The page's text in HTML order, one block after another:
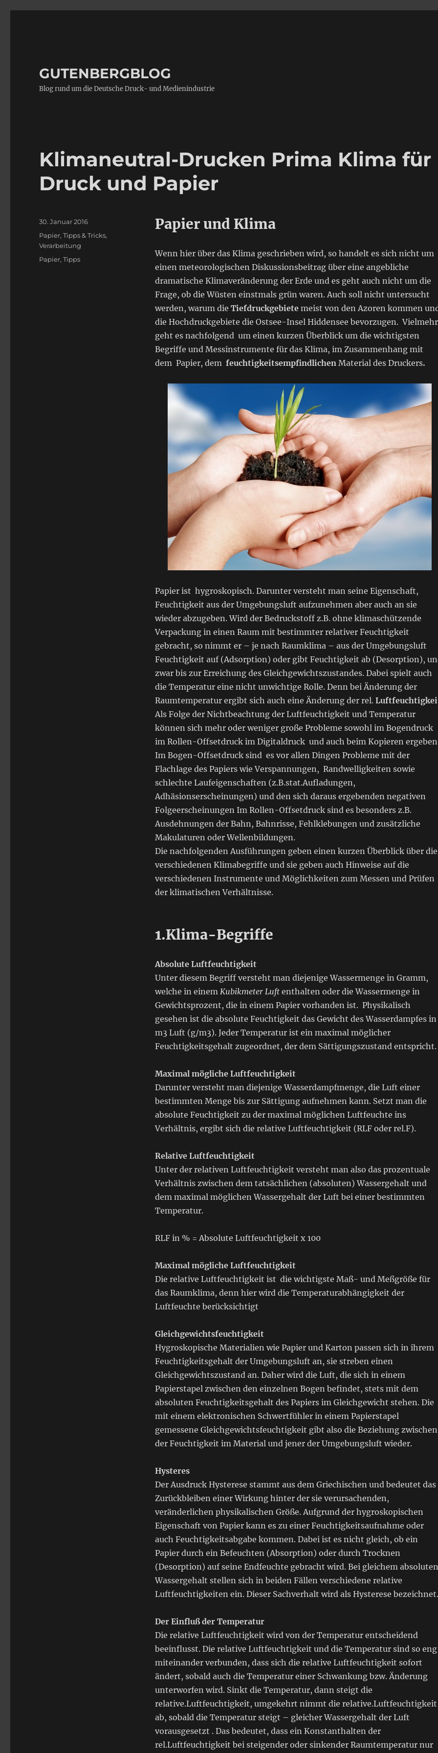
GUTENBERGBLOG
Blog rund um die Deutsche Druck- und Medienindustrie
Klimaneutral-Drucken Prima Klima für
Druck und Papier
Papier und Klima
Wenn hier über das Klima geschrieben wird, so handelt es sich nicht um
einen meteorologischen Diskussionsbeitrag über eine angebliche
dramatische Klimaveränderung der Erde und es geht auch nicht um die
Frage, ob die Wüsten einstmals grün waren. Auch soll nicht untersucht
werden, warum die Tiefdruckgebietemeist von den Azoren kommen
die Hochdruckgebiete die Ostsee-Insel Hiddensee bevorzugen. Vielmehr
geht es nachfolgend um einen kurzen Überblick um die wichtigsten
Begriffe und Messinstrumente für das Klima, im Zusammenhang mit
dem Papier, dem feuchtigkeitsempfindlichenMaterial des Druckers.
Papier ist hygroskopisch. Darunter versteht man seine Eigenschaft,
Feuchtigkeit aus der Umgebungsluft aufzunehmen aber auch an sie
wieder abzugeben. Wird der Bedruckstoff z.B. ohne klimaschützende
Verpackung in einen Raum mit bestimmter relativer Feuchtigkeit
gebracht, so nimmt er – je nach Raumklima – aus der Umgebungsluft
Feuchtigkeit auf (Adsorption) oder gibt Feuchtigkeit ab (Desorption),
zwar bis zur Erreichung des Gleichgewichtszustandes. Dabei spielt auch
die Temperatur eine nicht unwichtige Rolle. Denn bei Änderung der
Raumtemperatur ergibt sich auch eine Änderung der rel.
Als Folge der Nichtbeachtung der Luftfeuchtigkeit und Temperatur
können sich mehr oder weniger große Probleme sowohl im Bogendruck
im Rollen-Offsetdruck im Digitaldruck und auch beim Kopieren
Im Bogen-Offsetdruck sind es vor allen Dingen Probleme mit der
Flachlage des Papiers wie Verspannungen, Randwelligkeiten sowie
schlechte Laufeigenschaften (z.B.stat.Aufladungen,
Adhäsionserscheinungen) und den sich daraus ergebenden negativen
Folgeerscheinungen Im Rollen-Offsetdruck sind es besonders z.B.
Ausdehnungen der Bahn, Bahnrisse, Fehlklebungen und zusätzliche
Makulaturen oder Wellenbildungen.
Die nachfolgenden Ausführungen geben einen kurzen Überblick über die
verschiedenen Klimabegriffe und sie geben auch Hinweise auf die
verschiedenen Instrumente und Möglichkeiten zum Messen und Prüfen
der klimatischen Verhältnisse.
1.Klima-Begriffe
Absolute Luftfeuchtigkeit
Unter diesem Begriff versteht man diejenige Wassermenge in Gramm,
welche in einem Kubikmeter Luftenthalten oder die Wassermenge in
Gewichtsprozent, die in einem Papier vorhanden ist. Physikalisch
gesehen ist die absolute Feuchtigkeit das Gewicht des Wasserdampfes in
m3 Luft (g/m3). Jeder Temperatur ist ein maximal möglicher
Feuchtigkeitsgehalt zugeordnet, der dem Sättigungszustand entspricht.
Maximal mögliche Luftfeuchtigkeit
Darunter versteht man diejenige Wasserdampfmenge, die Luft einer
bestimmten Menge bis zur Sättigung aufnehmen kann. Setzt man die
absolute Feuchtigkeit zu der maximal möglichen Luftfeuchte ins
Verhältnis, ergibt sich die relative Luftfeuchtigkeit (RLF oder rel.F).
Relative Luftfeuchtigkeit
Unter der relativen Luftfeuchtigkeit versteht man also das prozentuale
Verhältnis zwischen dem tatsächlichen (absoluten) Wassergehalt und
dem maximal möglichen Wassergehalt der Luft bei einer bestimmten
Temperatur.
RLF in % = Absolute Luftfeuchtigkeit x 100
Maximal mögliche Luftfeuchtigkeit
Die relative Luftfeuchtigkeit ist die wichtigste Maß- und Meßgröße für
das Raumklima, denn hier wird die Temperaturabhängigkeit der
Luftfeuchte berücksichtigt
Gleichgewichtsfeuchtigkeit
Hygroskopische Materialien wie Papier und Karton passen sich in ihrem
Feuchtigkeitsgehalt der Umgebungsluft an, sie streben einen
Gleichgewichtszustand an. Daher wird die Luft, die sich in einem
Papierstapel zwischen den einzelnen Bogen befindet, stets mit dem
absoluten Feuchtigkeitsgehalt des Papiers im Gleichgewicht stehen. Die
mit einem elektronischen Schwertfühler in einem Papierstapel
gemessene Gleichgewichtsfeuchtigkeit gibt also die Beziehung zwischen
der Feuchtigkeit im Material und jener der Umgebungsluft wieder.
Hysteres
Der Ausdruck Hysterese stammt aus dem Griechischen und bedeutet das
Zurückbleiben einer Wirkung hinter der sie verursachenden,
veränderlichen physikalischen Größe. Aufgrund der hygroskopischen
Eigenschaft von Papier kann es zu einer Feuchtigkeitsaufnahme oder
auch Feuchtigkeitsabgabe kommen. Dabei ist es nicht gleich, ob ein
Papier durch ein Befeuchten (Absorption) oder durch Trocknen
(Desorption) auf seine Endfeuchte gebracht wird. Bei gleichem absoluten
Wassergehalt stellen sich in beiden Fällen verschiedene relative
Luftfeuchtigkeiten ein. Dieser Sachverhalt wird als Hysterese bezeichnet.
Der Einfluß der Temperatur
Die relative Luftfeuchtigkeit wird von der Temperatur entscheidend
beeinflusst. Die relative Luftfeuchtigkeit und die Temperatur sind so eng
miteinander verbunden, dass sich die relative Luftfeuchtigkeit sofort
ändert, sobald auch die Temperatur einer Schwankung bzw. Änderung
unterworfen wird. Sinkt die Temperatur, dann steigt die
relative.Luftfeuchtigkeit, umgekehrt nimmt die relative.Luftfeuchtigkeit
ab, sobald die Temperatur steigt – gleicher Wassergehalt der Luft
vorausgesetzt . Das bedeutet, dass ein Konstanthalten der
rel.Luftfeuchtigkeit bei steigender oder sinkender Raumtemperatur nur
Veröffentlicht
30. Januar 2016
Kategorien
Papier,Tipps & Tricks,
Verarbeitung
Schlagwörter
Papier,Tipps